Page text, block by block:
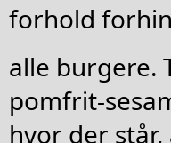
forhold
alle burgere.
pomfrit-
hvor der